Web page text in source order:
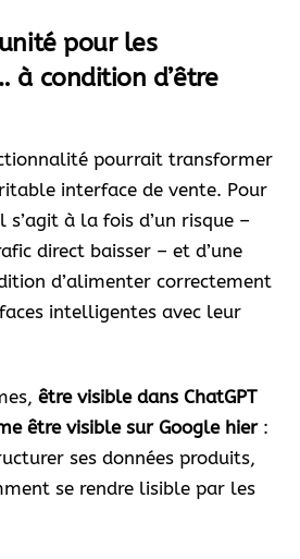
pour les
à condition d’être
pourrait transformer
interface de vente. Pour
à la fois d’un risque –
direct baisser – et d’une
d’alimenter correctement
intelligentes avec leur
être visible dans ChatGPT
être visible sur Google hier:
ses données produits,
se rendre lisible par les